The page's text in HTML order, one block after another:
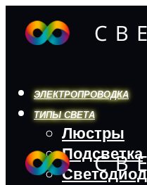
ЭЛЕКТРОПРОВОДКА
ТИПЫ СВЕТА
Люстры
Подсветка